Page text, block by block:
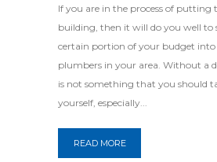
If you are in the process of putting
building, then it will do you well to
certain portion of your budget
plumbers in your area. Without a
is not something that you should
yourself, especially...
READ MORE